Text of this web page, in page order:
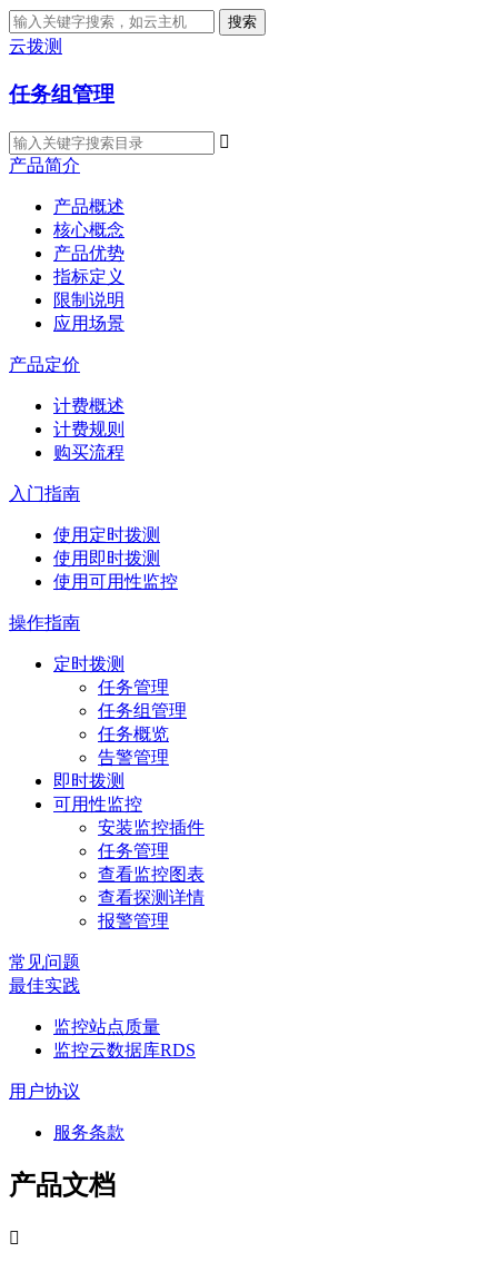
搜索
云拨测
任务组管理

产品简介
产品概述
核心概念
产品优势
指标定义
限制说明
应用场景
产品定价
计费概述
计费规则
购买流程
入门指南
使用定时拨测
使用即时拨测
使用可用性监控
操作指南
定时拨测
任务管理
任务组管理
任务概览
告警管理
即时拨测
可用性监控
安装监控插件
任务管理
查看监控图表
查看探测详情
报警管理
常见问题
最佳实践
监控站点质量
监控云数据库RDS
用户协议
服务条款
产品文档
